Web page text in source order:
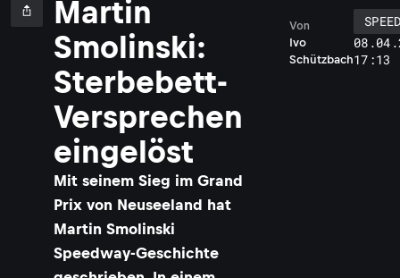
Martin
Smolinski:
Sterbebett-
Versprechen
eingelöst
Mit seinem Sieg im Grand
Prix von Neuseeland hat
Martin Smolinski
Speedway-Geschichte
Ivo
Schützbach
Von
17:13